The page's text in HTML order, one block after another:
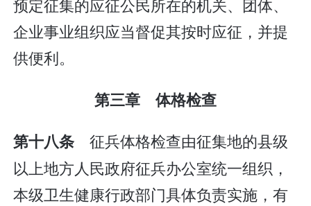
预定征集的应征公民所在的机关、团体、
企业事业组织应当督促其按时应征，并提
供便利。
第三章 体格检查
第十八条 征兵体格检查由征集地的县级
以上地方人民政府征兵办公室统一组织，
本级卫生健康行政部门具体负责实施，有